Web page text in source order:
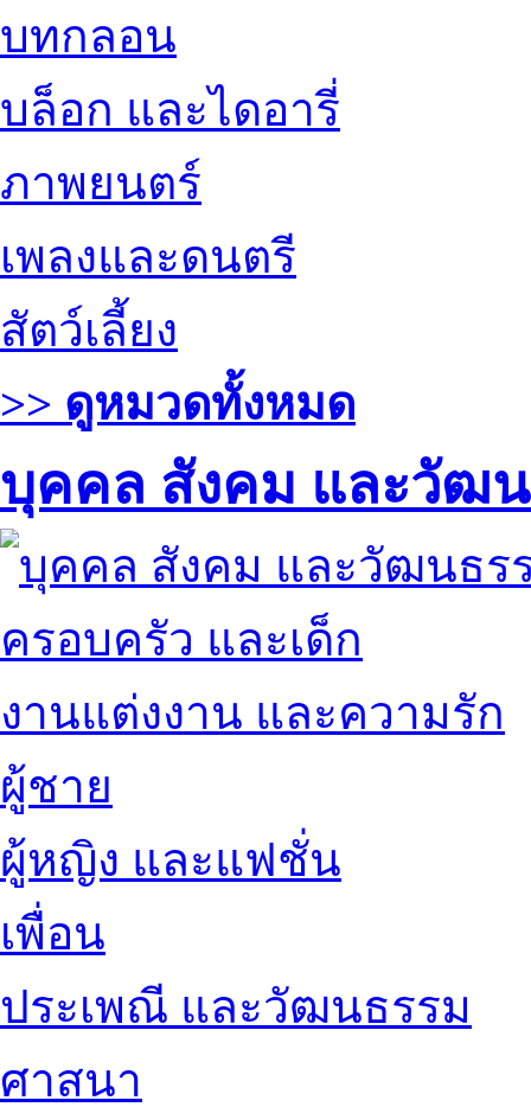
บทกลอน
บล็อก และไดอารี่
ภาพยนตร์
เพลงและดนตรี
สัตว์เลี้ยง
>> ดูหมวดทั้งหมด
บุคคล สังคม และวัฒ
ครอบครัว และเด็ก
งานแต่งงาน และความรัก
ผู้ชาย
ผู้หญิง และแฟชั่น
เพื่อน
ประเพณี และวัฒนธรรม
ศาสนา